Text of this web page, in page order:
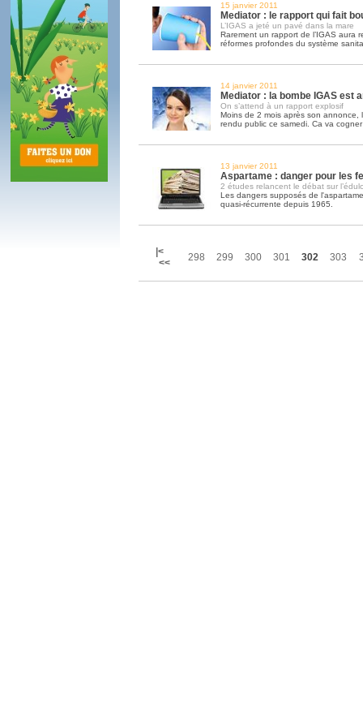
15 janvier 2011
Mediator : le rapport qui fait
L’IGAS a jeté un pavé dans la mare
Rarement un rapport de l’IGAS aura
réformes profondes du système
14 janvier 2011
Mediator : la bombe IGAS est
On s’attend à un rapport explosif
Moins de 2 mois après son annonce,
rendu public ce samedi. Ca va
13 janvier 2011
Aspartame : danger pour les
2 études relancent le débat sur
Les dangers supposés de
quasi-récurrente depuis 1965.
|<
<<
298 299 300 301 302 303